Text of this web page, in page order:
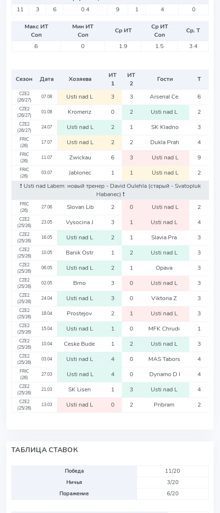
11
3 6 0.4 9 1 4 0
Макс ИТ
Соп
Мин ИТ
Соп
Ср ИТ
Ср ИТ
Соп
Ср. Т
6
0 1.9 1.5 3.4
Сезон Дата Хозяева
ИТ
1
ИТ
2
Гости Т
CZE2
(26/27)
07.08 Usti nad L 3 3 Arsenal Ce 6
CZE2
(26/27)
01.08 Kromeriz 0 2 Usti nad L 2
CZE2
(26/27)
24.07 Usti nad L 2 1 SK Kladno 3
FRIC
(26)
17.07 Usti nad L 2 2 Dukla Prah 4
FRIC
(26)
11.07 Zwickau 6 3 Usti nad L 9
FRIC
(26)
03.07 Jablonec 1 1 Usti nad L
2
❗️ Usti nad Labem: новый тренер - David Oulehla (старый - Svatopluk
Habanec) ❗️
FRIC
(26)
27.06 Slovan Lib 2 0 Usti nad L 2
CZE2
(25/26)
23.05 Vysocina J 3 1 Usti nad L 4
CZE2
(25/26)
16.05 Usti nad L 2 1 Slavia Pra 3
CZE2
(25/26)
10.05 Banik Ostr 1 2 Usti nad L 3
CZE2
(25/26)
06.05 Usti nad L 2 1 Opava 3
CZE2
(25/26)
02.05 Brno 3 0 Usti nad L 3
CZE2
(25/26)
24.04 Usti nad L 3 0 Viktoria Z 3
CZE2
(25/26)
18.04 Prostejov 2 1 Usti nad L 3
CZE2
(25/26)
15.04 Usti nad L 1 0 MFK Chrudi 1
CZE2
(25/26)
10.04 Ceske Bude 1 2 Usti nad L 3
CZE2
(25/26)
03.04 Usti nad L 4 0 MAS Tabors 4
FRIC
(26)
27.03 Usti nad L 4 0 Dynamo D I 4
CZE2
(25/26)
21.03 SK Lisen 1 3 Usti nad L 4
CZE2
(25/26)
13.03 Usti nad L 0 2 Pribram 2
ТАБЛИЦА СТАВОК
Победа
11/20
Ничья
3/20
Поражение
6/20